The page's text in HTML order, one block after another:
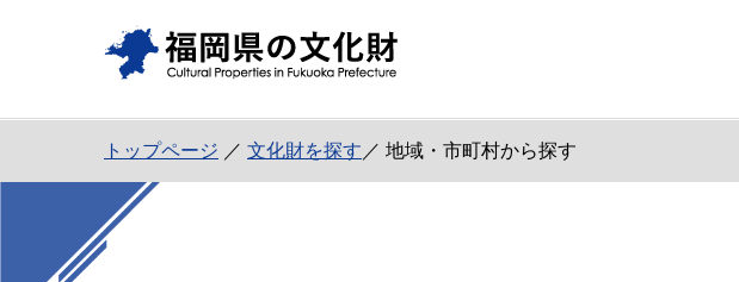
トップページ ／ 文化財を探す ／ 地域・市町村から探す